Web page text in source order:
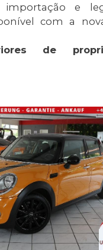
importação e
com a
de